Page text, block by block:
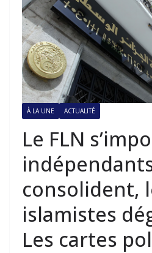
À LA UNE ACTUALITÉ
Le FLN
consolident,
islamistes
Les cartes